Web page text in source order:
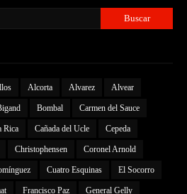
Alcorta Alvarez Alvear
Bombal Carmen del Sauce
Rica Cañada del Ucle Cepeda
Christophensen Coronel Arnold
Cuatro Esquinas El Socorro
Francisco Paz General Gelly